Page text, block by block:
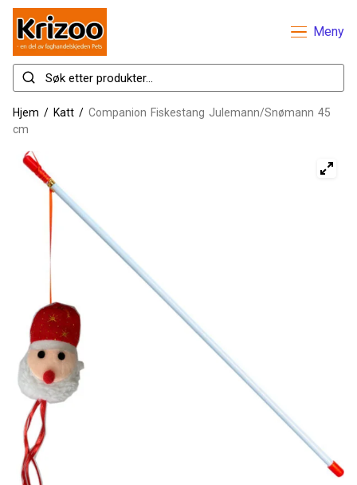
Meny
Hjem / Katt / Companion Fiskestang Julemann/Snømann 45
cm